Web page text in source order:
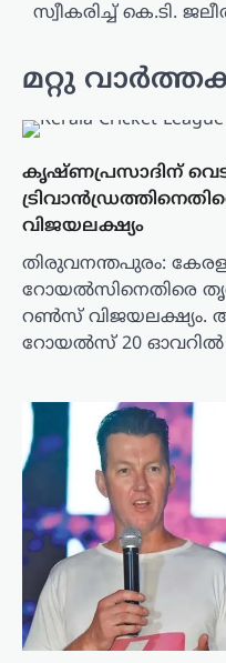
സ്വീകരിച്ച് കെ.ടി.
മറ്റു
കൃഷ്ണപ്രസാദിന്
വിജയലക്ഷ്യം
തിരുവനന്തപുരം: കേരള
റോയൽസിനെതിരെ
റൺസ് വിജയലക്ഷ്യം.
റോയൽസ് 20 ഓവറിൽ